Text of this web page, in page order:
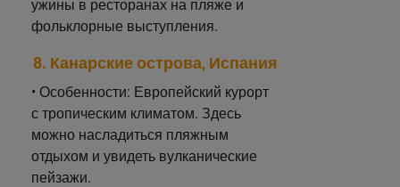
ужины в ресторанах на пляже и
фольклорные выступления.
8. Канарские острова, Испания
• Особенности: Европейский курорт
с тропическим климатом. Здесь
можно насладиться пляжным
отдыхом и увидеть вулканические
пейзажи.